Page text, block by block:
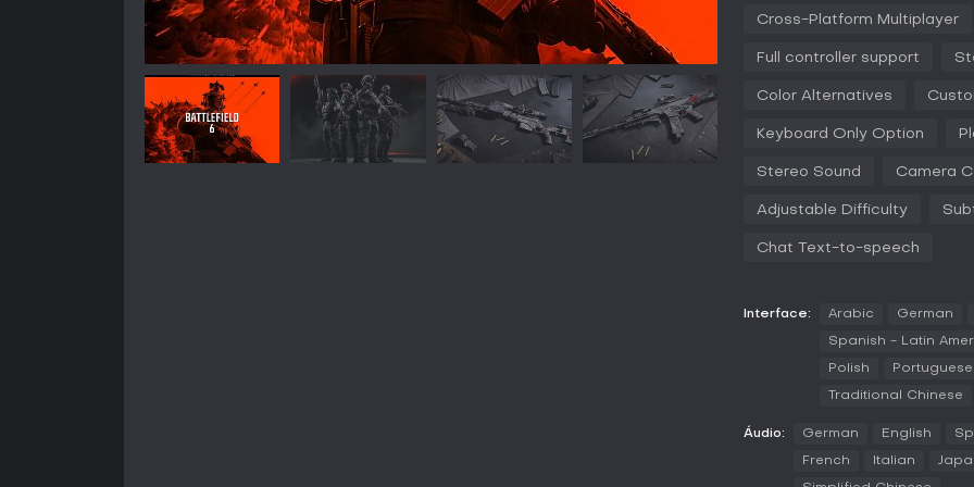
A integração de veículos
oferece controle refinado
ambientes dinâmicos.
defendendo pontos de
ofensivas concentradas.
Breakthrough exige avanços
superando posições
para ação mais rápida, e King
priorizando reflexos ágeis e
configurações personalizadas,
Multiplayer Features
Cross-Platform Multiplayer
Full controller support
Color Alternatives
Keyboard Only Option
Stereo Sound Camera
Adjustable Difficulty
Chat Text-to-speech
Interface: Arabic German
Spanish - Latin
Polish
Traditional Chinese
Áudio: German English
French Italian